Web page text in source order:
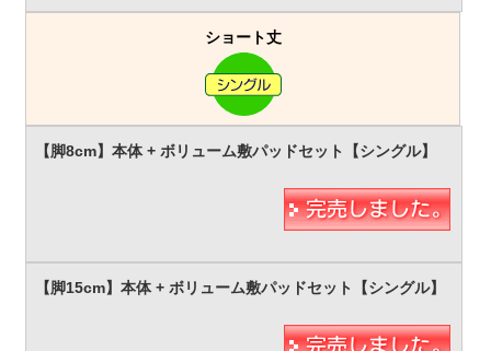
ショート丈